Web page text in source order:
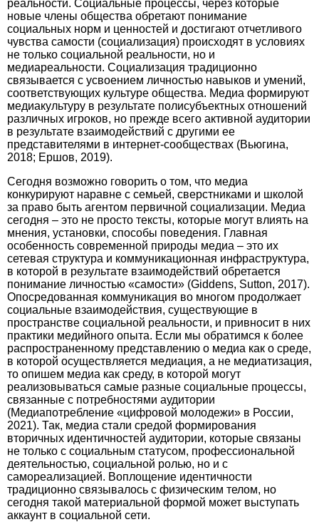
реальности. Социальные процессы, через которые
новые члены общества обретают понимание
социальных норм и ценностей и достигают отчетливого
чувства самости (социализация) происходят в условиях
не только социальной реальности, но и
медиареальности. Социализация традиционно
связывается с усвоением личностью навыков и умений,
соответствующих культуре общества. Медиа формируют
медиакультуру в результате полисубъектных отношений
различных игроков, но прежде всего активной аудитории
в результате взаимодействий с другими ее
представителями в интернет-сообществах (Вьюгина,
2018; Ершов, 2019).
Сегодня возможно говорить о том, что медиа
конкурируют наравне с семьей, сверстниками и школой
за право быть агентом первичной социализации. Медиа
сегодня – это не просто тексты, которые могут влиять на
мнения, установки, способы поведения. Главная
особенность современной природы медиа – это их
сетевая структура и коммуникационная инфраструктура,
в которой в результате взаимодействий обретается
понимание личностью «самости» (Giddens, Sutton, 2017).
Опосредованная коммуникация во многом продолжает
социальные взаимодействия, существующие в
пространстве социальной реальности, и привносит в них
практики медийного опыта. Если мы обратимся к более
распространенному представлению о медиа как о среде,
в которой осуществляется медиация, а не медиатизация,
то опишем медиа как среду, в которой могут
реализовываться самые разные социальные процессы,
связанные с потребностями аудитории
(Медиапотребление «цифровой молодежи» в России,
2021). Так, медиа стали средой формирования
вторичных идентичностей аудитории, которые связаны
не только с социальным статусом, профессиональной
деятельностью, социальной ролью, но и с
самореализацией. Воплощение идентичности
традиционно связывалось с физическим телом, но
сегодня такой материальной формой может выступать
аккаунт в социальной сети.